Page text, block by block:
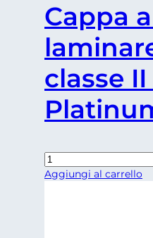
Cappa
classe
Cappa
a
flusso
Aggiungi al carrello